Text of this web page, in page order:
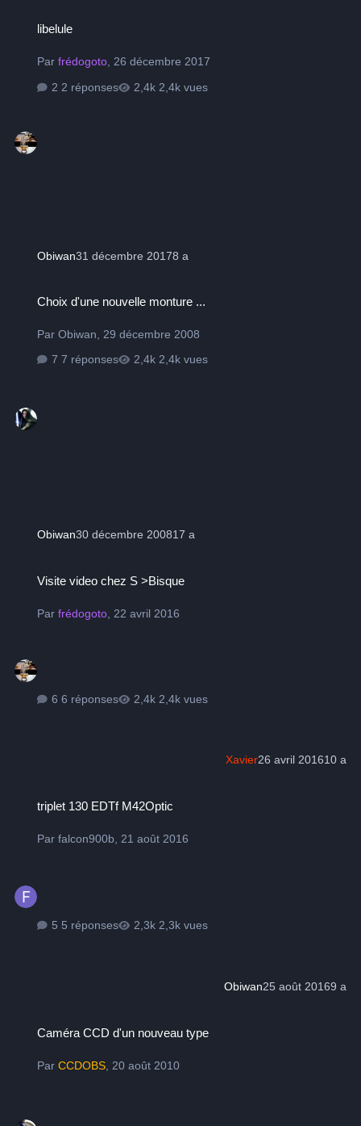
libelule
Parfrédogoto 26 décembre 2017
2 réponses
2,4k vues
Obiwan31 décembre 20178 a
Choix d'une nouvelle monture ...
ParObiwan
29 décembre 2008
7 réponses
2,4k vues
Obiwan30 décembre 200817 a
Visite video chez S >Bisque
Parfrédogoto 22 avril 2016
6 réponses 2,4k vues
Xavier26 avril 201610 a
triplet 130 EDTf M42Optic
Parfalcon900b 21 août 2016
5 réponses 2,3k vues
Obiwan25 août 20169 a
Caméra CCD d'un nouveau type
ParCCDOBS 20 août 2010